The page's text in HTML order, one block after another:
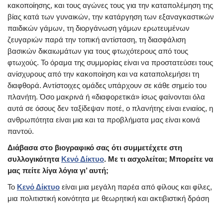
κακοποίησης, και τους αγώνες τους για την καταπολέμηση της
βίας κατά των γυναικών, την κατάργηση των εξαναγκαστικών
παιδικών γάμων, τη διοργάνωση γάμων ερωτευμένων
ζευγαριών παρά την τοπική αντίσταση, τη διασφάλιση
βασικών δικαιωμάτων για τους φτωχότερους από τους
φτωχούς. Το όραμα της συμμορίας είναι να προστατεύσει τους
ανίσχυρους από την κακοποίηση και να καταπολεμήσει τη
διαφθορά. Αντίστοιχες ομάδες υπάρχουν σε κάθε σημείο του
πλανήτη. Όσο μακρινά ή «διαφορετικά» ίσως φαίνονται όλα
αυτά σε όσους δεν ταξίδεψαν ποτέ, ο πλανήτης είναι ενιαίος, η
ανθρωπότητα είναι μια και τα προβλήματα μας είναι κοινά
παντού.
Διάβασα στο βιογραφικό σας ότι συμμετέχετε στη
συλλογικότητα Κενό Δίκτυο. Με τι ασχολείται; Μπορείτε να
μας πείτε λίγα λόγια γι’ αυτή;
Το Κενό Δίκτυο είναι μια μεγάλη παρέα από φίλους και φίλες,
μια πολιτιστική κοινότητα με θεωρητική και ακτιβιστική δράση